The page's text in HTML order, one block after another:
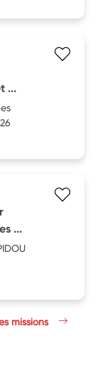
...
...
missions